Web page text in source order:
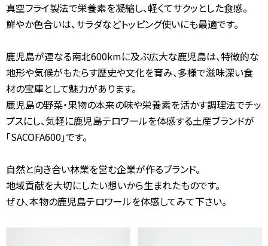
真空フライ製法で栄養素を凝縮し、軽くてサクッとした食感。
鮮やか色合いは、サラダなどトッピング使いにも最適です。
鹿児島が連なる南北600kmに及ぶ広大な鹿児島は、特徴的な
地形や気候がもたらす歴史や文化を育み、多様で滋味深い食
材の宝庫として魅力があります。
鹿児島の野菜・果物の本来の味や栄養素を活かす調理法でチッ
プスにし、気軽に鹿児島テロワールを体感する土産ブランドが
「SACOFA600」です。
自然と向き合い林業を営む企業が作るブランド。
地域貢献を大切にしたい想いから生まれたものです。
ぜひ、本物の鹿児島テロワールを体感してみて下さい。